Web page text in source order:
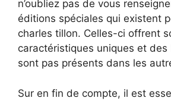
n’oubliez pas de vous
éditions spéciales qui existent
charles tillon. Celles-ci offrent
caractéristiques uniques et des
sont pas présents dans les
Sur en fin de compte, il est